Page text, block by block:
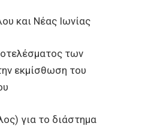
και Νέας Ιωνίας
των
εκμίσθωση του
για το διάστημα